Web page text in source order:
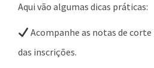
Aqui vão algumas dicas práticas:
Acompanhe as notas de
das inscrições.